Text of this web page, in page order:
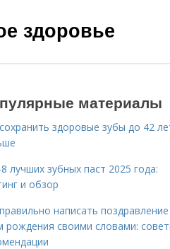
здоровье
материалы
здоровые зубы до 42
лучших зубных паст 2025 года:
и обзор
написать
рождения своими словами: